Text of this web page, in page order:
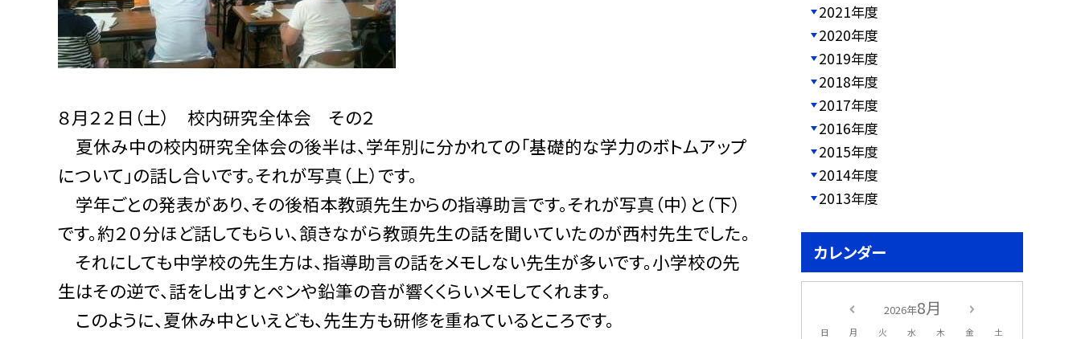
８月２２日（土） 校内研究全体会 その２
夏休み中の校内研究全体会の後半は、学年別に分かれての「基礎的な学力のボトムアップ
について」の話し合いです。それが写真（上）です。
学年ごとの発表があり、その後栢本教頭先生からの指導助言です。それが写真（中）と（下）
です。約２０分ほど話してもらい、頷きながら教頭先生の話を聞いていたのが西村先生でした。
それにしても中学校の先生方は、指導助言の話をメモしない先生が多いです。小学校の先
生はその逆で、話をし出すとペンや鉛筆の音が響くくらいメモしてくれます。
このように、夏休み中といえども、先生方も研修を重ねているところです。
2021年度
2020年度
2019年度
2018年度
2017年度
2016年度
2015年度
2014年度
2013年度
カレンダー
2026年8月
日 月 火 水 木 金 土